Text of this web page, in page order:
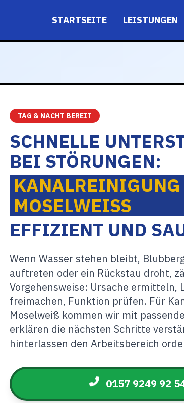
STARTSEITE LEISTUNGEN
TAG & NACHT BEREIT
SCHNELLE
BEI STÖRUNGEN:
KANALREINIGUNG
MOSELWEISS
EFFIZIENT UND
Wenn Wasser stehen bleibt,
auftreten oder ein Rückstau droht,
Vorgehensweise: Ursache ermitteln,
freimachen, Funktion prüfen. Für
Moselweiß kommen wir mit
erklären die nächsten Schritte
hinterlassen den Arbeitsbereich
0157 9249 92